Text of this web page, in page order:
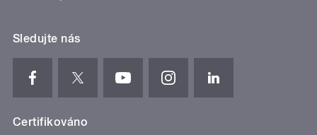
Sledujte nás
Certifikováno